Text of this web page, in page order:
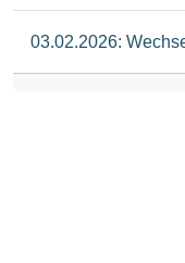
03.02.2026: